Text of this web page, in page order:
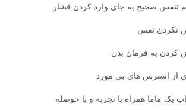
تنفس صحیح به جای وارد کردن فشار
نکردن نفس
کردن به فرمان بدن
از استرس های بی مورد
یک ماما همراه با تجربه و با حوصله